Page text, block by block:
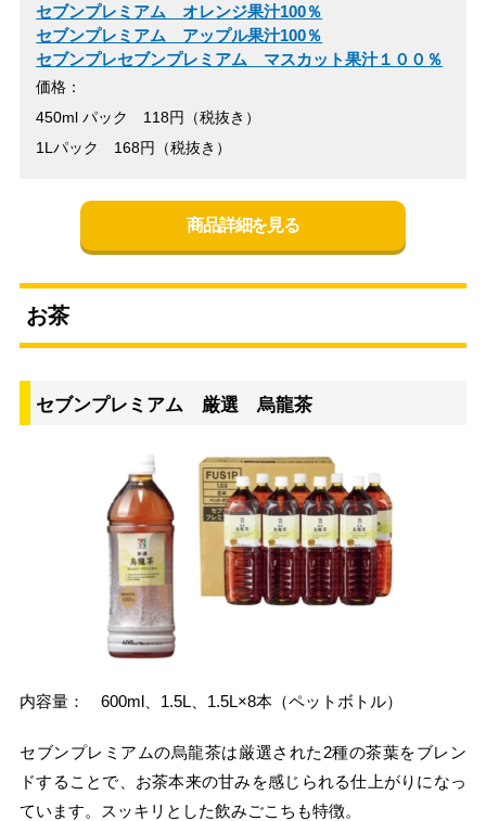
セブンプレミアム オレンジ果汁100％
セブンプレミアム アップル果汁100％
セブンプレセブンプレミアム マスカット果汁１００％
価格：
450ml パック 118円（税抜き）
1Lパック 168円（税抜き）
商品詳細を見る
お茶
セブンプレミアム 厳選 烏龍茶
内容量： 600ml、1.5L、1.5L×8本（ペットボトル）
セブンプレミアムの烏龍茶は厳選された2種の茶葉をブレン
ドすることで、お茶本来の甘みを感じられる仕上がりになっ
ています。スッキリとした飲みごこちも特徴。